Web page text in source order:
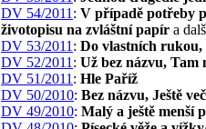
DV 54/2011 : V případě potřeby
životopisu na zvláštní papír a
DV 53/2011 : Do vlastních
DV 52/2011 : Už bez názvu, Tam
DV 51/2011 : Hle Paříž
DV 50/2010: Bez názvu, Ještě
DV 49/2010: Malý a ještě menší